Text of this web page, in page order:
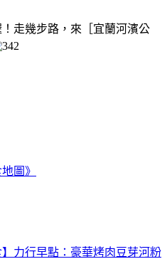
走幾步路，來［宜蘭河濱公
圖》
】力行早點：豪華烤肉豆芽河粉